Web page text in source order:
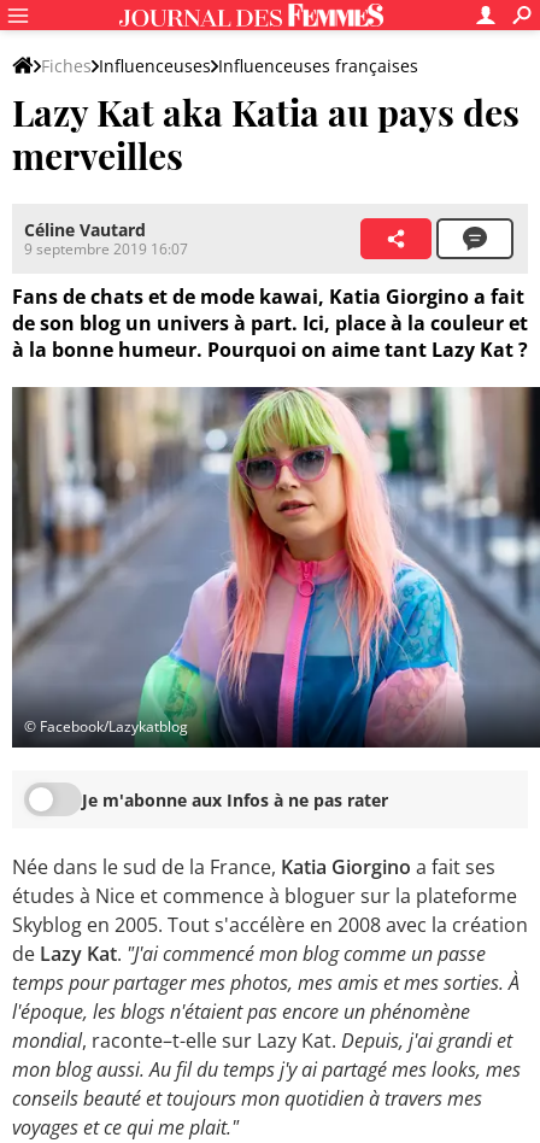
Fiches Influenceuses Influenceuses françaises
Lazy Kat aka Katia au pays des
merveilles
Céline Vautard
9 septembre 2019 16:07
Fans de chats et de mode kawai, Katia Giorgino a fait
de son blog un univers à part. Ici, place à la couleur et
à la bonne humeur. Pourquoi on aime tant Lazy Kat ?
© Facebook/Lazykatblog
Je m'abonne aux Infos à ne pas rater
Née dans le sud de la France, Katia Giorgino a fait ses
études à Nice et commence à bloguer sur la plateforme
Skyblog en 2005. Tout s'accélère en 2008 avec la création
de Lazy Kat. "J'ai commencé mon blog comme un passe
temps pour partager mes photos, mes amis et mes sorties. À
l'époque, les blogs n'étaient pas encore un phénomène
mondial, raconte–t-elle sur Lazy Kat. Depuis, j'ai grandi et
mon blog aussi. Au fil du temps j'y ai partagé mes looks, mes
conseils beauté et toujours mon quotidien à travers mes
voyages et ce qui me plait."